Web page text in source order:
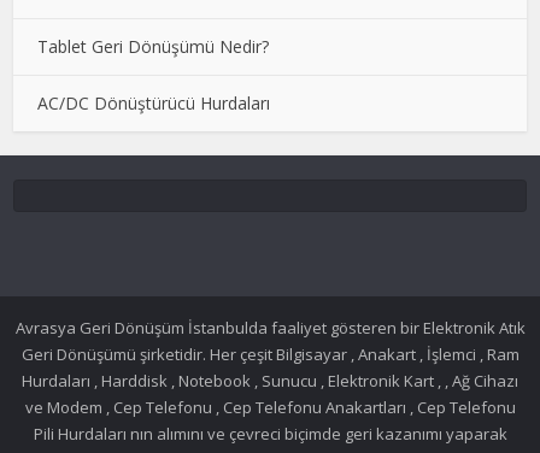
Tablet Geri Dönüşümü Nedir?
AC/DC Dönüştürücü Hurdaları
Avrasya Geri Dönüşüm İstanbulda faaliyet gösteren bir Elektronik Atık
Geri Dönüşümü şirketidir. Her çeşit Bilgisayar , Anakart , İşlemci , Ram
Hurdaları , Harddisk , Notebook , Sunucu , Elektronik Kart , , Ağ Cihazı
ve Modem , Cep Telefonu , Cep Telefonu Anakartları , Cep Telefonu
Pili Hurdaları nın alımını ve çevreci biçimde geri kazanımı yaparak